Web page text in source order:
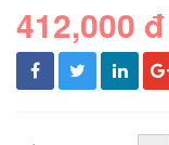
412,000 đ